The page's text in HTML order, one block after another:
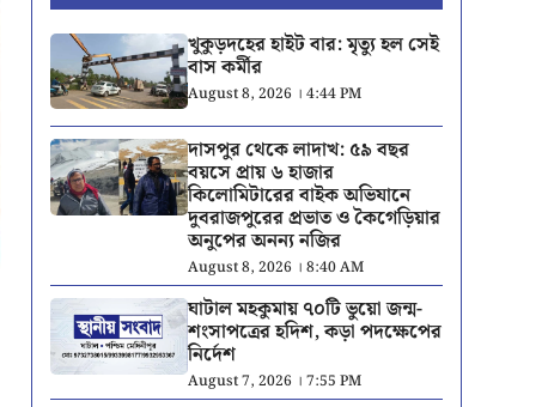
খুকুড়দহের হাইট বার: মৃত্যু হল সেই
বাস কর্মীর
August 8, 2026 । 4:44 PM
দাসপুর থেকে লাদাখ: ৫৯ বছর
বয়সে প্রায় ৬ হাজার
কিলোমিটারের বাইক অভিযানে
দুবরাজপুরের প্রভাত ও কৈগেড়িয়ার
অনুপের অনন্য নজির
August 8, 2026 । 8:40 AM
ঘাটাল মহকুমায় ৭০টি ভুয়ো জন্ম-
শংসাপত্রের হদিশ, কড়া পদক্ষেপের
নির্দেশ
August 7, 2026 । 7:55 PM